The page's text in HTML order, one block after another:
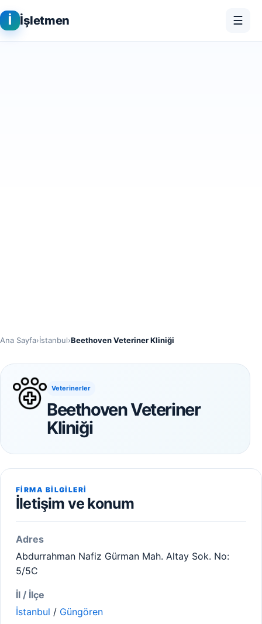
İ İşletmen ☰
Ana Sayfa›İstanbul›Beethoven Veteriner Kliniği
Veterinerler
Beethoven Veteriner
Kliniği
FIRMA BILGILERI
İletişim ve konum
Adres
Abdurrahman Nafiz Gürman Mah. Altay Sok. No:
5/5C
İl / İlçe
İstanbul / Güngören